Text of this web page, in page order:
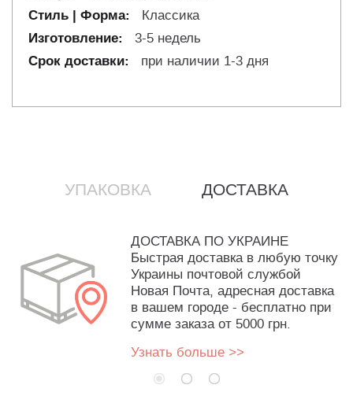
Классика
3-5 недель
при наличии 1-3 дня
УПАКОВКА ДОСТАВКА
ДОСТАВКА ПО УКРАИНЕ
Быстрая доставка в любую точку
Украины почтовой службой
Новая Почта, адресная доставка
в вашем городе - бесплатно при
сумме заказа от 5000 грн.
Узнать больше >>